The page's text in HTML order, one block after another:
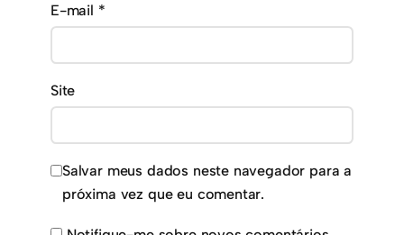
E-mail *
Site
Salvar meus dados neste navegador para a
próxima vez que eu comentar.